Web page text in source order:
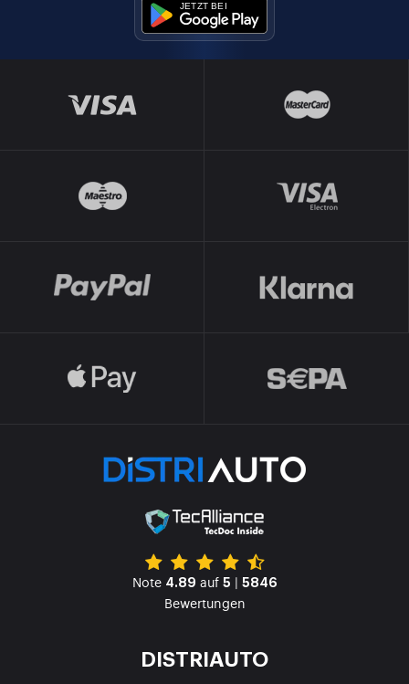
Note 4.89 auf 5 | 5846
Bewertungen
DISTRIAUTO